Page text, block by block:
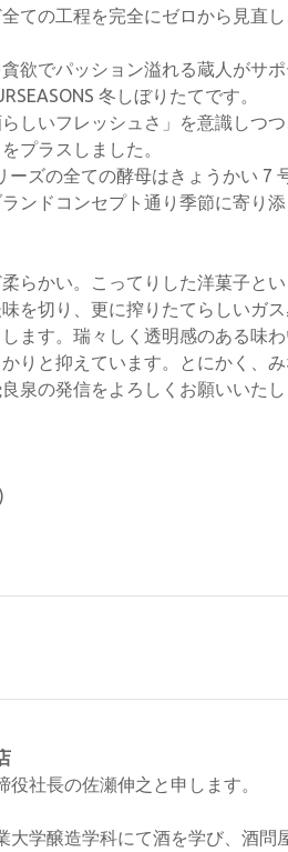
ての工程を完全にゼロから見直
欲でパッション溢れる蔵人がサ
冬しぼりたてです。
しいフレッシュさ」を意識しつ
プラスしました。
ーズの全ての酵母はきょうかい 7
ンドコンセプト通り季節に寄り
らかい。こってりした洋菓子と
を切り、更に搾りたてらしいガス
ます。瑞々しく透明感のある味
りと抑えています。とにかく、
泉の発信をよろしくお願いいたし
)
役社長の佐瀬伸之と申します。
大学醸造学科にて酒を学び、酒問